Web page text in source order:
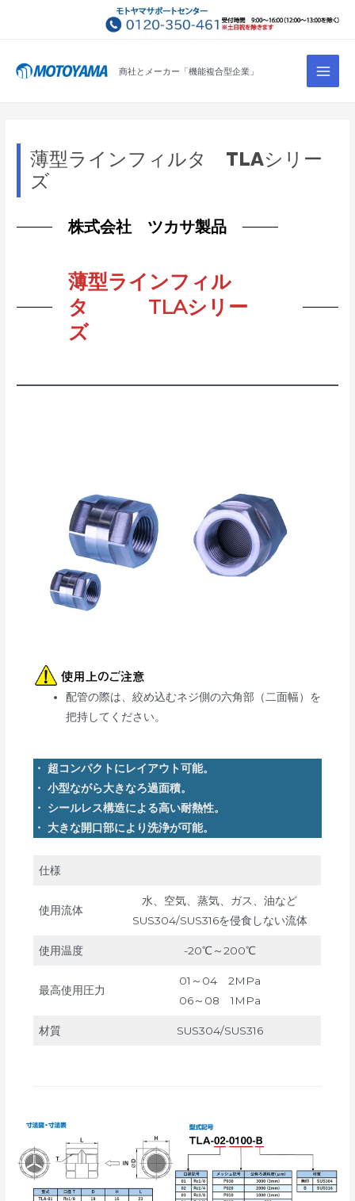
商社とメーカー「機能複合型企業」
Main
薄型ラインフィルタ TLAシリー
ズ
株式会社 ツカサ製品
薄型ラインフィル
タ TLAシリー
ズ
配管の際は、絞め込むネジ側の六角部（二面幅）を
把持してください。
・ 超コンパクトにレイアウト可能。
・ 小型ながら大きなろ過面積。
・ シールレス構造による高い耐熱性。
・ 大きな開口部により洗浄が可能。
仕様
使用流体
水、空気、蒸気、ガス、油など
SUS304/SUS316を侵食しない流体
使用温度 -20℃～200℃
最高使用圧力
01～04 2MPa
06～08 1MPa
材質 SUS304/SUS316